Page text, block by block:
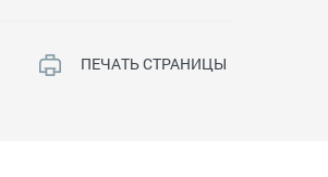
ПЕЧАТЬ СТРАНИЦЫ